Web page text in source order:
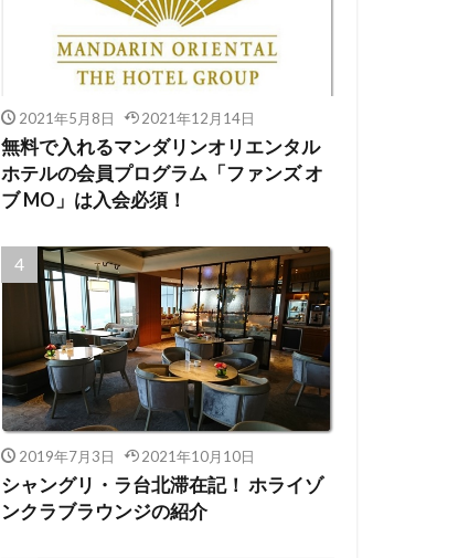
2021年5月8日 2021年12月14日
無料で入れるマンダリンオリエンタル
ホテルの会員プログラム「ファンズ オ
ブ MO」は入会必須！
2019年7月3日 2021年10月10日
シャングリ・ラ台北滞在記！ ホライゾ
ンクラブラウンジの紹介